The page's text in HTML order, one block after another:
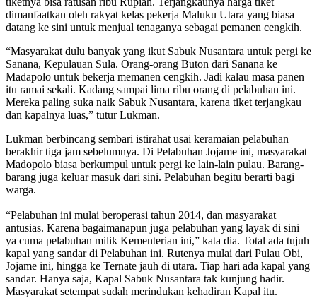
dimanfaatkan oleh rakyat kelas pekerja Maluku Utara yang biasa
datang ke sini untuk menjual tenaganya sebagai pemanen cengkih.
“Masyarakat dulu banyak yang ikut Sabuk Nusantara untuk pergi ke
Sanana, Kepulauan Sula. Orang-orang Buton dari Sanana ke
Madapolo untuk bekerja memanen cengkih. Jadi kalau masa panen
itu ramai sekali. Kadang sampai lima ribu orang di pelabuhan ini.
Mereka paling suka naik Sabuk Nusantara, karena tiket terjangkau
dan kapalnya luas,” tutur Lukman.
Lukman berbincang sembari istirahat usai keramaian pelabuhan
berakhir tiga jam sebelumnya. Di Pelabuhan Jojame ini, masyarakat
Madopolo biasa berkumpul untuk pergi ke lain-lain pulau. Barang-
barang juga keluar masuk dari sini. Pelabuhan begitu berarti bagi
warga.
“Pelabuhan ini mulai beroperasi tahun 2014, dan masyarakat
antusias. Karena bagaimanapun juga pelabuhan yang layak di sini
ya cuma pelabuhan milik Kementerian ini,” kata dia. Total ada tujuh
kapal yang sandar di Pelabuhan ini. Rutenya mulai dari Pulau Obi,
Jojame ini, hingga ke Ternate jauh di utara. Tiap hari ada kapal yang
sandar. Hanya saja, Kapal Sabuk Nusantara tak kunjung hadir.
Masyarakat setempat sudah merindukan kehadiran Kapal itu.